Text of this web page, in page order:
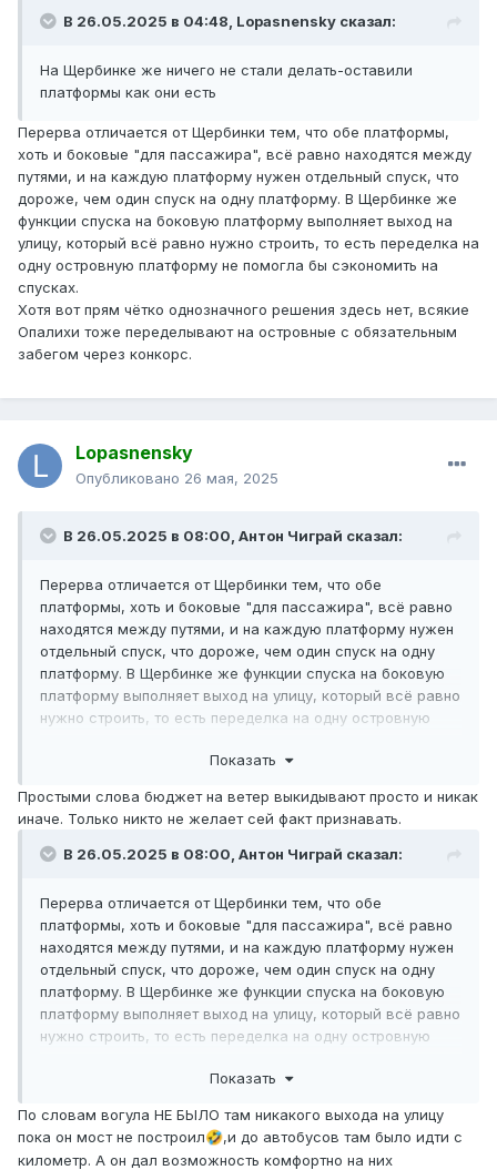
В 26.05.2025 в 04:48, Lopasnensky сказал:
На Щербинке же ничего не стали делать-оставили
платформы как они есть
Перерва отличается от Щербинки тем, что обе платформы,
хоть и боковые "для пассажира", всё равно находятся между
путями, и на каждую платформу нужен отдельный спуск, что
дороже, чем один спуск на одну платформу. В Щербинке же
функции спуска на боковую платформу выполняет выход на
улицу, который всё равно нужно строить, то есть переделка на
одну островную платформу не помогла бы сэкономить на
спусках.
Хотя вот прям чётко однозначного решения здесь нет, всякие
Опалихи тоже переделывают на островные с обязательным
забегом через конкорс.
Lopasnensky
Опубликовано 26 мая, 2025
В 26.05.2025 в 08:00, Антон Чиграй сказал:
Перерва отличается от Щербинки тем, что обе
платформы, хоть и боковые "для пассажира", всё равно
находятся между путями, и на каждую платформу нужен
отдельный спуск, что дороже, чем один спуск на одну
платформу. В Щербинке же функции спуска на боковую
платформу выполняет выход на улицу, который всё равно
нужно строить, то есть переделка на одну островную
Хотя вот прям чётко однозначного решения здесь нет,
обязательным забегом через конкорс.
Показать
Простыми слова бюджет на ветер выкидывают просто и никак
иначе. Только никто не желает сей факт признавать.
В 26.05.2025 в 08:00, Антон Чиграй сказал:
Перерва отличается от Щербинки тем, что обе
платформы, хоть и боковые "для пассажира", всё равно
находятся между путями, и на каждую платформу нужен
отдельный спуск, что дороже, чем один спуск на одну
платформу. В Щербинке же функции спуска на боковую
платформу выполняет выход на улицу, который всё равно
нужно строить, то есть переделка на одну островную
Хотя вот прям чётко однозначного решения здесь нет,
обязательным забегом через конкорс.
Показать
По словам вогула НЕ БЫЛО там никакого выхода на улицу
пока он мост не построил🤣,и до автобусов там было идти с
километр. А он дал возможность комфортно на них